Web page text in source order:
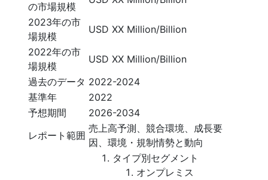
の市場規模
2023年の市
場規模
USD XX Million/Billion
2022年の市
場規模
USD XX Million/Billion
過去のデータ 2022-2024
基準年
2022
予想期間
2026-2034
レポート範囲
売上高予測、競合環境、成長要
因、環境・規制情勢と動向
タイプ別セグメント
オンプレミス